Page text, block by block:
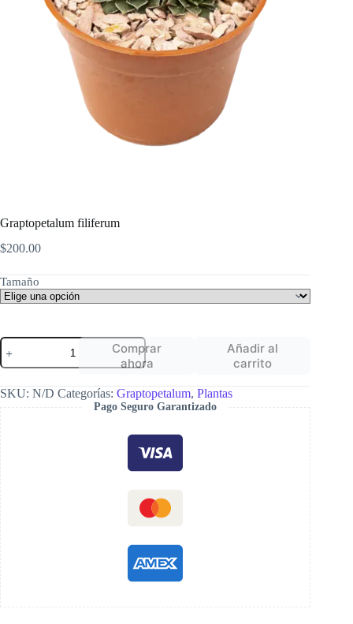
Graptopetalum filiferum
$200.00
Tamaño
Graptopetalum
filiferum
cantidad
Comprar
ahora
Añadir al
carrito
SKU: N/D Categorías: Graptopetalum, Plantas
Pago Seguro Garantizado